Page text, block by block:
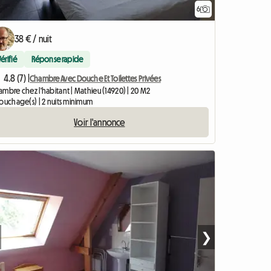
6
38 € / nuit
Réponse rapide
4.8 (7) |Chambre Avec Douche Et Toilettes Privées
chez l'habitant | Mathieu (14920) | 20 M2
| 2 nuits minimum
Voir l'annonce
❯